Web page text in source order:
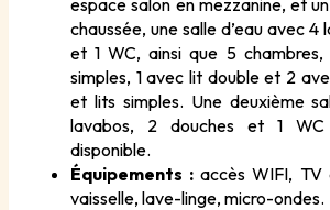
chaussée, une salle d’eau avec 4
et 1 WC, ainsi que 5
simples, 1 avec lit double et 2
et lits simples. Une deuxième
lavabos, 2 douches et 1
disponible.
Équipements : accès WIFI, TV
vaisselle, lave-linge, micro-ondes.